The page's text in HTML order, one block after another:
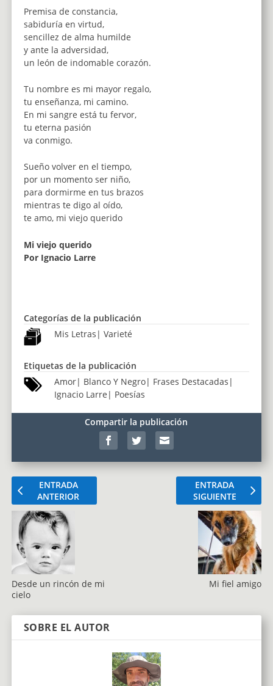
Premisa de constancia,
sabiduría en virtud,
sencillez de alma humilde
y ante la adversidad,
un león de indomable corazón.
Tu nombre es mi mayor regalo,
tu enseñanza, mi camino.
En mi sangre está tu fervor,
tu eterna pasión
va conmigo.
Sueño volver en el tiempo,
por un momento ser niño,
para dormirme en tus brazos
mientras te digo al oído,
te amo, mi viejo querido
Mi viejo querido
Por Ignacio Larre
Categorías de la publicación
Mis Letras | Varieté
Etiquetas de la publicación
Amor| Blanco Y Negro| Frases Destacadas |
Ignacio Larre | Poesías
Compartir la publicación
ENTRADA
ANTERIOR
Desde un rincón de mi
cielo
ENTRADA
SIGUIENTE
Mi fiel amigo
SOBRE EL AUTOR